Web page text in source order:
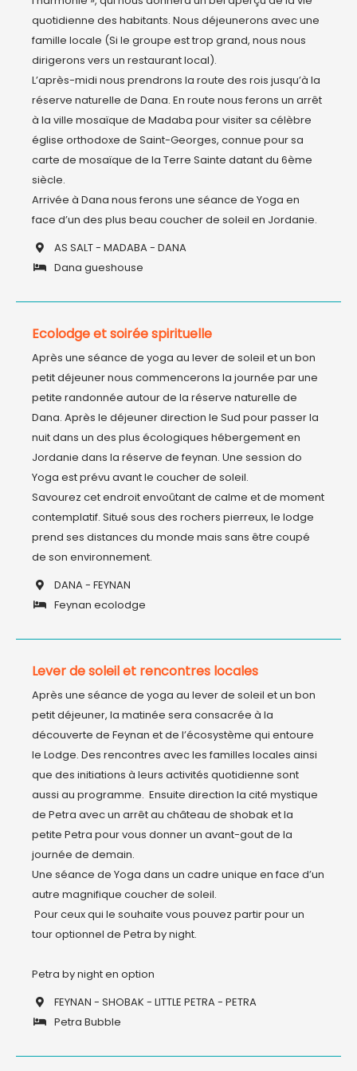
quotidienne des habitants. Nous déjeunerons avec une
famille locale (Si le groupe est trop grand, nous nous
dirigerons vers un restaurant local).
L’après-midi nous prendrons la route des rois jusqu’à la
réserve naturelle de Dana. En route nous ferons un arrêt
à la ville mosaïque de Madaba pour visiter sa célèbre
église orthodoxe de Saint-Georges, connue pour sa
carte de mosaïque de la Terre Sainte datant du 6ème
siècle.
Arrivée à Dana nous ferons une séance de Yoga en
AS SALT - MADABA - DANA
Dana gueshouse
Ecolodge et soirée spirituelle
Après une séance de yoga au lever de soleil et un bon
petit déjeuner nous commencerons la journée par une
petite randonnée autour de la réserve naturelle de
Dana. Après le déjeuner direction le Sud pour passer la
nuit dans un des plus écologiques hébergement en
Jordanie dans la réserve de feynan. Une session do
Yoga est prévu avant le coucher de soleil.
Savourez cet endroit envoûtant de calme et de moment
contemplatif. Situé sous des rochers pierreux, le lodge
prend ses distances du monde mais sans être coupé
DANA - FEYNAN
Feynan ecolodge
Lever de soleil et rencontres locales
Après une séance de yoga au lever de soleil et un bon
petit déjeuner, la matinée sera consacrée à la
découverte de Feynan et de l’écosystème qui entoure
le Lodge. Des rencontres avec les familles locales ainsi
que des initiations à leurs activités quotidienne sont
aussi au programme.  Ensuite direction la cité mystique
de Petra avec un arrêt au château de shobak et la
petite Petra pour vous donner un avant-gout de la
journée de demain.
Une séance de Yoga dans un cadre unique en face d’un
autre magnifique coucher de soleil.
tour optionnel de Petra by night.
FEYNAN - SHOBAK - LITTLE PETRA - PETRA
Petra Bubble